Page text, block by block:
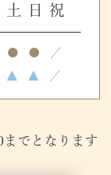
土 日 祝
● ● ／
▲ ▲ ／
までとなります